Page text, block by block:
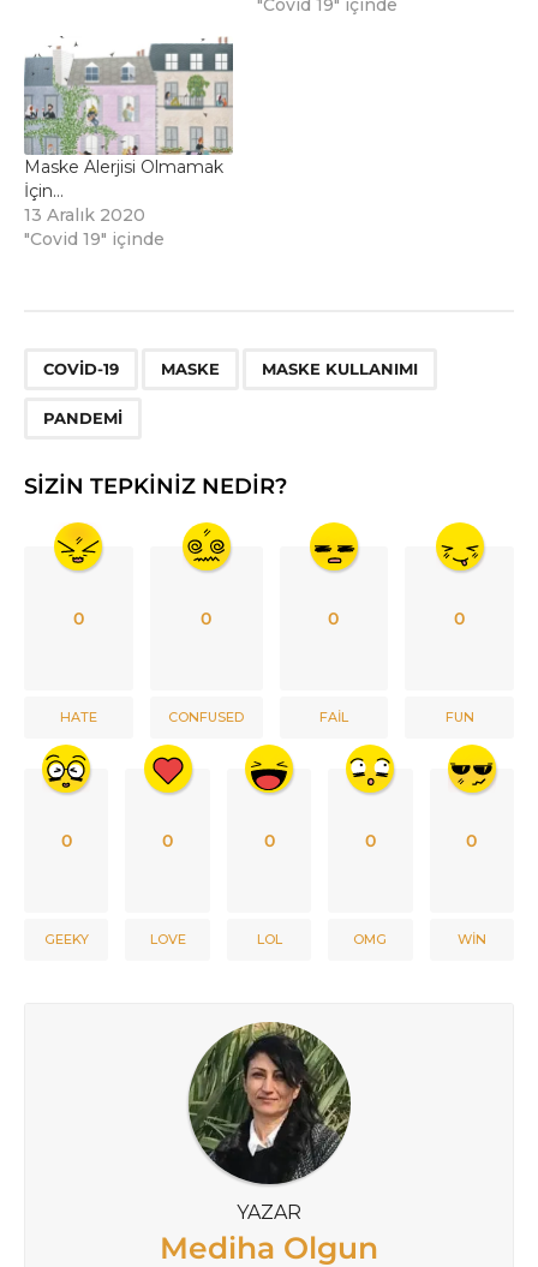
"Covid 19" içinde
Maske Alerjisi Olmamak
İçin…
13 Aralık 2020
"Covid 19" içinde
COVID-19 MASKE MASKE KULLANIMI
PANDEMI
SIZIN TEPKINIZ NEDIR?
0
HATE
0
CONFUSED
0
FAIL
0
FUN
0
GEEKY
0
LOVE
0
LOL
0
OMG
0
WIN
YAZAR
Mediha Olgun